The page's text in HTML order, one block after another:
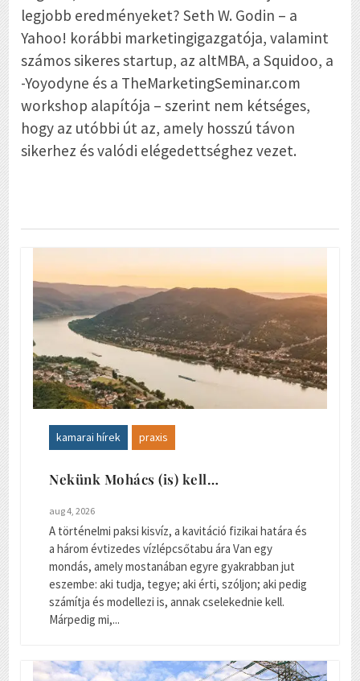
legjobb eredményeket? Seth W. Godin – a
Yahoo! korábbi marketingigazgatója, valamint
számos sikeres startup, az altMBA, a Squidoo, a
-Yoyodyne és a TheMarketingSeminar.com
workshop alapítója – szerint nem kétséges,
hogy az utóbbi út az, amely hosszú távon
sikerhez és valódi elégedettséghez vezet.
kamarai hírek praxis
Nekünk Mohács (is) kell…
aug 4, 2026
A történelmi paksi kisvíz, a kavitáció fizikai határa és
a három évtizedes vízlépcsőtabu ára Van egy
mondás, amely mostanában egyre gyakrabban jut
eszembe: aki tudja, tegye; aki érti, szóljon; aki pedig
számítja és modellezi is, annak cselekednie kell.
Márpedig mi,...